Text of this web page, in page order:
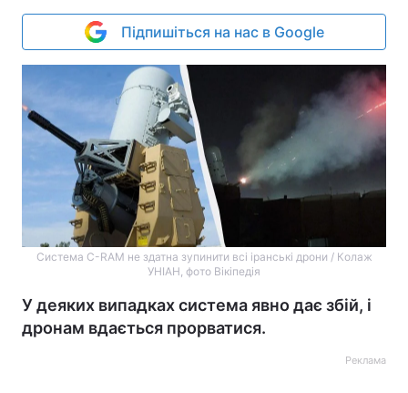
Підпишіться на нас в Google
Система C-RAM не здатна зупинити всі іранські дрони / Колаж
УНІАН, фото Вікіпедія
У деяких випадках система явно дає збій, і
дронам вдається прорватися.
Реклама